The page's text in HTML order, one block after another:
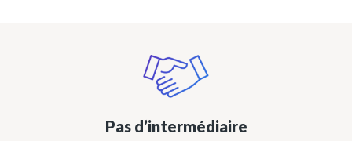
Pas d’intermédiaire